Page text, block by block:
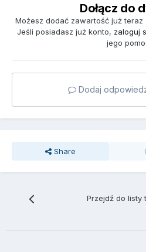
Dołącz do
Możesz dodać zawartość już
Jeśli posiadasz już konto, zaloguj
jego
Dodaj
Share
Przejdź do listy